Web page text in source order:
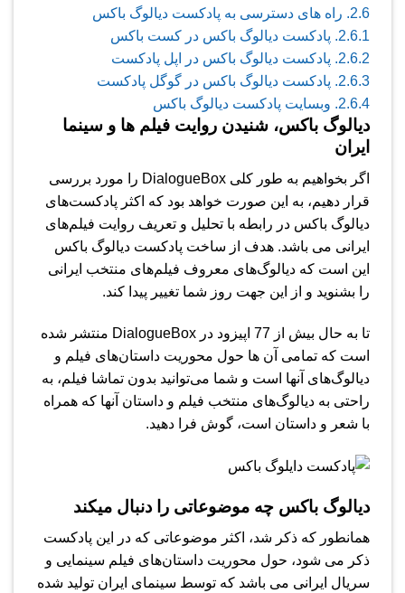
2.6. راه های دسترسی به پادکست دیالوگ باکس
2.6.1. پادکست دیالوگ باکس در کست باکس
2.6.2. پادکست دیالوگ باکس در اپل پادکست
2.6.3. پادکست دیالوگ باکس در گوگل پادکست
2.6.4. وبسایت پادکست دیالوگ باکس
دیالوگ باکس، شنیدن روایت فیلم ها و سینما
ایران
اگر بخواهیم به طور کلی Dialogue​Box را مورد بررسی
قرار دهیم، به این صورت خواهد بود که اکثر پادکست‌های
دیالوگ باکس در رابطه با تحلیل و تعریف روایت فیلم‌های
ایرانی می باشد. هدف از ساخت پادکست دیالوگ باکس
این است که دیالوگ‌های معروف فیلم‌های منتخب ایرانی
را بشنوید و از این جهت روز شما تغییر پیدا کند.
تا به حال بیش از 77 اپیزود در Dialogue​Box منتشر شده
است که تمامی آن ها حول محوریت داستان‌های فیلم و
دیالوگ‌های آنها است و شما می‌توانید بدون تماشا فیلم، به
راحتی به دیالوگ‌های منتخب فیلم و داستان آنها که همراه
با شعر و داستان است، گوش فرا دهید.
دیالوگ باکس چه موضوعاتی را دنبال میکند
همانطور که ذکر شد، اکثر موضوعاتی که در این پادکست
ذکر می شود، حول محوریت داستان‌های فیلم سینمایی و
سریال ایرانی می باشد که توسط سینمای ایران تولید شده